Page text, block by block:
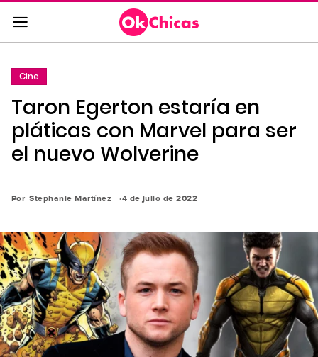
Saltar
al
contenido
la
navegación
principal
Cine
Taron Egerton estaría en
pláticas con Marvel para ser
el nuevo Wolverine
Por Stephanie Martínez 4 de julio de 2022